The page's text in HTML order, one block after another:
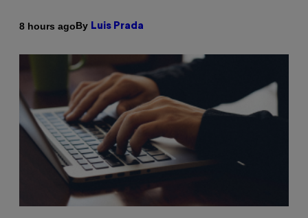
8 hours agoBy Luis Prada